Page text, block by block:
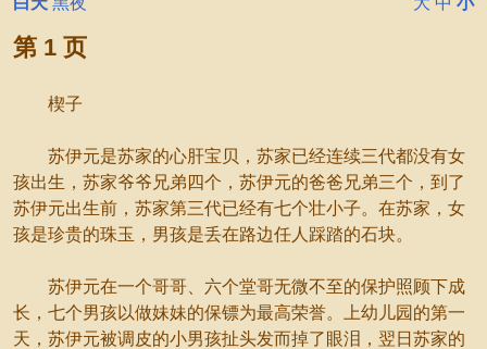
第 1 页
楔子
苏伊元是苏家的心肝宝贝，苏家已经连续三代都没有女
孩出生，苏家爷爷兄弟四个，苏伊元的爸爸兄弟三个，到了
苏伊元出生前，苏家第三代已经有七个壮小子。在苏家，女
孩是珍贵的珠玉，男孩是丢在路边任人踩踏的石块。
苏伊元在一个哥哥、六个堂哥无微不至的保护照顾下成
长，七个男孩以做妹妹的保镖为最高荣誉。上幼儿园的第一
天，苏伊元被调皮的小男孩扯头发而掉了眼泪，翌日苏家的